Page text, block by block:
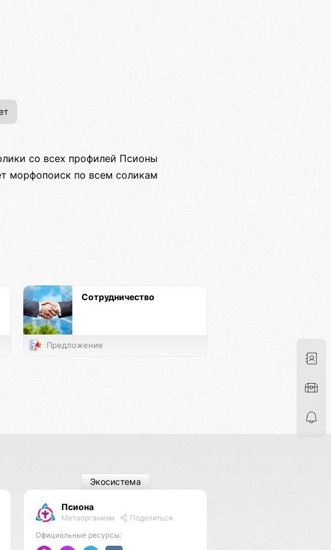
со всех профилей Псионы
морфопоиск по всем соликам
Сотрудничество
Предложение
Псиона
Метаорганизм
Поделиться
Официальные ресурсы:
Экосистема